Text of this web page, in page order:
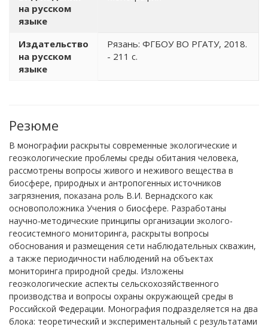
на русском
языке
Издательство
на русском
языке
Рязань: ФГБОУ ВО РГАТУ, 2018.
- 211 с.
Резюме
В монографии раскрыты современные экологические и
геоэкологические проблемы среды обитания человека,
рассмотрены вопросы живого и неживого вещества в
биосфере, природных и антропогенных источников
загрязнения, показана роль В.И. Вернадского как
основоположника Учения о биосфере. Разработаны
научно-методические принципы организации эколого-
геосистемного мониторинга, раскрыты вопросы
обоснования и размещения сети наблюдательных скважин,
а также периодичности наблюдений на объектах
мониторинга природной среды. Изложены
геоэкологические аспекты сельскохозяйственного
производства и вопросы охраны окружающей среды в
Российской Федерации. Монография подразделяется на два
блока: теоретический и экспериментальный с результатами